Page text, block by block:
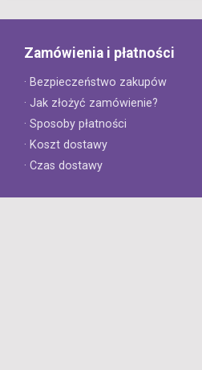
Zamówienia i płatności
· Bezpieczeństwo zakupów
· Jak złożyć zamówienie?
· Sposoby płatności
· Koszt dostawy
· Czas dostawy